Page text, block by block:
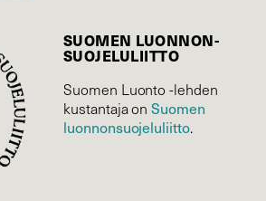
SUOMEN LUONNON­
SUOJELU­LIITTO
Suomen Luonto -lehden
kustantaja onSuomen
luonnonsuojelu­liitto.